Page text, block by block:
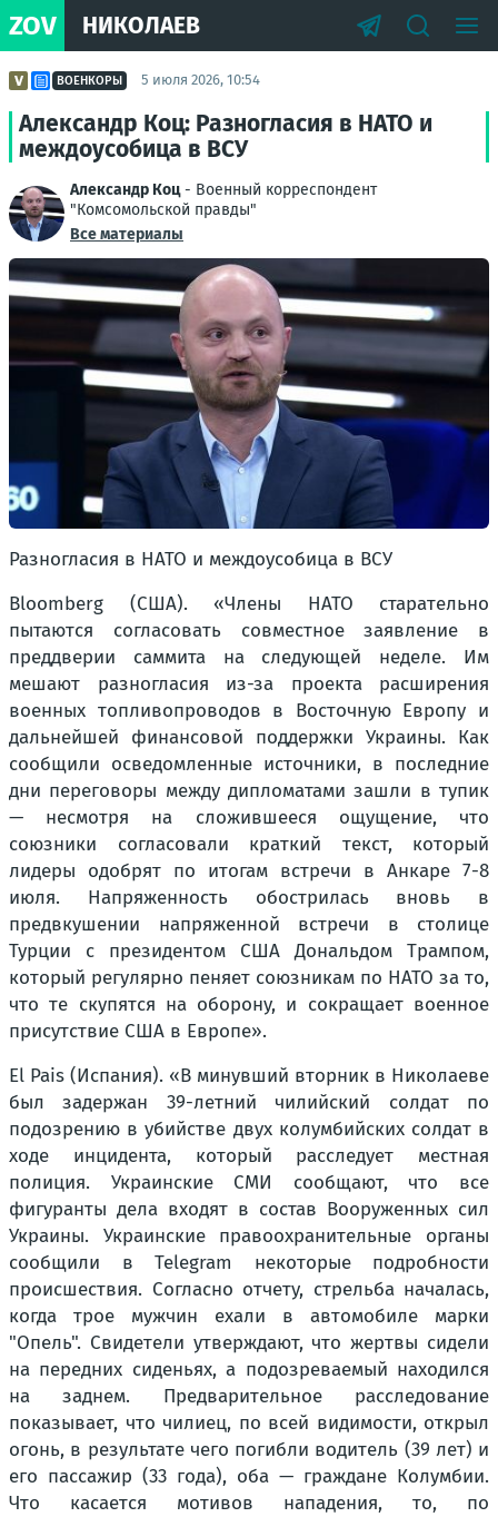
ZOV НИКОЛАЕВ
ВОЕНКОРЫ 5 июля 2026, 10:54
Александр Коц: Разногласия в НАТО и
междоусобица в ВСУ
Александр Коц- Военный корреспондент
"Комсомольской правды"
Все материалы
Разногласия в НАТО и междоусобица в ВСУ
Bloomberg (США). «Члены НАТО старательно
пытаются согласовать совместное заявление в
преддверии саммита на следующей неделе. Им
мешают разногласия из-за проекта расширения
военных топливопроводов в Восточную Европу и
дальнейшей финансовой поддержки Украины. Как
сообщили осведомленные источники, в последние
дни переговоры между дипломатами зашли в тупик
— несмотря на сложившееся ощущение, что
союзники согласовали краткий текст, который
лидеры одобрят по итогам встречи в Анкаре 7-8
июля. Напряженность обострилась вновь в
предвкушении напряженной встречи в столице
Турции с президентом США Дональдом Трампом,
который регулярно пеняет союзникам по НАТО за то,
что те скупятся на оборону, и сокращает военное
присутствие США в Европе».
El Pais (Испания). «В минувший вторник в Николаеве
был задержан 39-летний чилийский солдат по
подозрению в убийстве двух колумбийских солдат в
ходе инцидента, который расследует местная
полиция. Украинские СМИ сообщают, что все
фигуранты дела входят в состав Вооруженных сил
Украины. Украинские правоохранительные органы
сообщили в Telegram некоторые подробности
происшествия. Согласно отчету, стрельба началась,
когда трое мужчин ехали в автомобиле марки
"Опель". Свидетели утверждают, что жертвы сидели
на передних сиденьях, а подозреваемый находился
на заднем. Предварительное расследование
показывает, что чилиец, по всей видимости, открыл
огонь, в результате чего погибли водитель (39 лет) и
его пассажир (33 года), оба — граждане Колумбии.
Что касается мотивов нападения, то, по